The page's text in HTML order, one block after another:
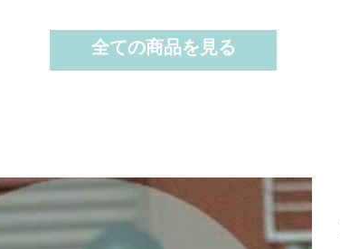
全ての商品を見る